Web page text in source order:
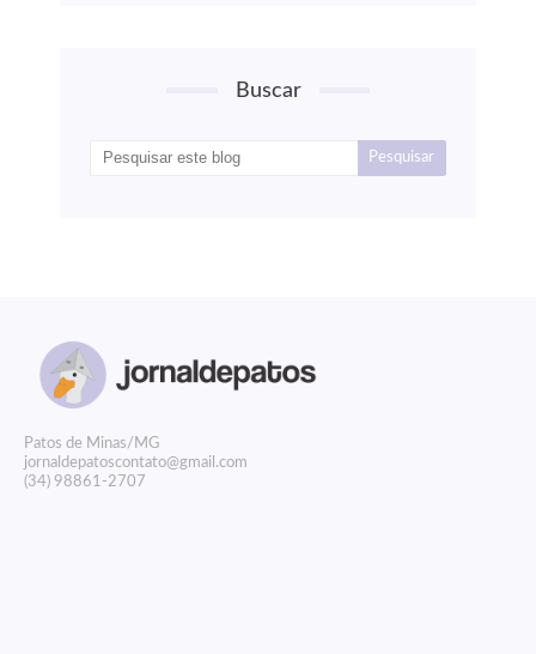
Buscar
Patos de Minas/MG
jornaldepatoscontato@gmail.com
(34) 98861-2707